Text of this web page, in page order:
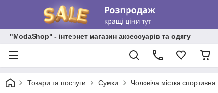
"ModaShop" - інтернет магазин аксессуарів та одягу
Товари та послуги Сумки Чоловіча містка